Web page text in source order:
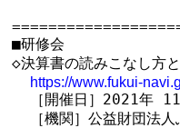
■研修会
◇決算書の読みこなし方
https://www.fukui-
［開催日］2021年
［機関］公益財団法人